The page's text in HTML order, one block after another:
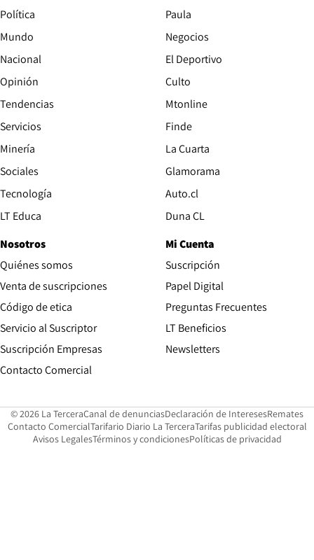
Política
Mundo
Nacional
Opinión
Tendencias
Servicios
Minería
Sociales
Tecnología
LT Educa
Paula
Negocios
El Deportivo
Culto
Mtonline
Finde
La Cuarta
Glamorama
Auto.cl
Duna CL
Nosotros
Quiénes somos
Venta de suscripciones
Código de etica Opens in new window
Servicio al Suscriptor
Suscripción Empresas
Contacto Comercial
Mi Cuenta
Suscripción
Papel Digital
Preguntas Frecuentes
LT Beneficios
Newsletters
© 2026 La TerceraCanal de denunciasOpens in new window
Declaración de InteresesOpens in
Remates
Contacto ComercialOpens in new window
Tarifario Diario La TerceraOpens in new window
Tarifas publicidad electoral
Avisos LegalesOpens in new window
Términos y condicionesPolíticas de privacidad